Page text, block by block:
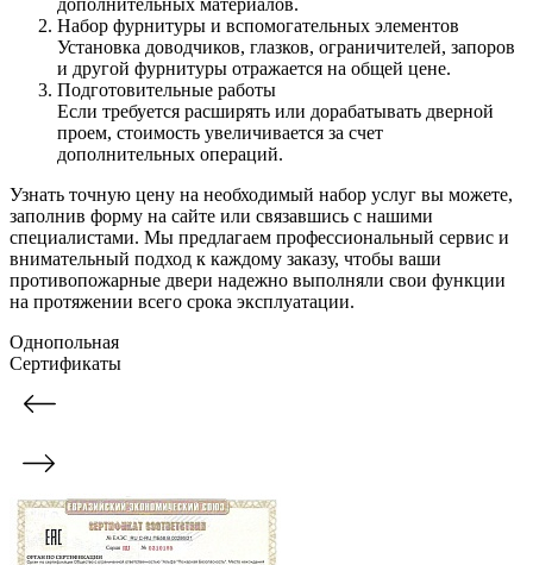
дополнительных материалов.
Набор фурнитуры и вспомогательных элементов
Установка доводчиков, глазков, ограничителей, запоров
и другой фурнитуры отражается на общей цене.
Подготовительные работы
Если требуется расширять или дорабатывать дверной
проем, стоимость увеличивается за счет
дополнительных операций.
Узнать точную цену на необходимый набор услуг вы можете,
заполнив форму на сайте или связавшись с нашими
специалистами. Мы предлагаем профессиональный сервис и
внимательный подход к каждому заказу, чтобы ваши
противопожарные двери надежно выполняли свои функции
на протяжении всего срока эксплуатации.
Однопольная
Сертификаты